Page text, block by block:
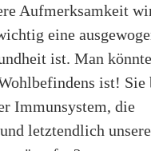
Aufmerksamkeit
eine
ist. Man
ist! Sie
Immunsystem, die
letztendlich unsere